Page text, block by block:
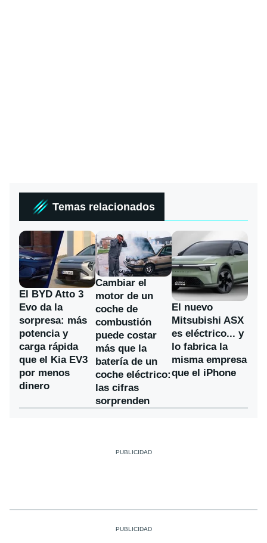
Temas relacionados
El BYD Atto 3
Evo da la
sorpresa: más
potencia y
carga rápida
que el Kia EV3
por menos
dinero
Cambiar el
motor de un
coche de
combustión
puede costar
más que la
batería de un
coche eléctrico:
las cifras
sorprenden
El nuevo
Mitsubishi ASX
es eléctrico... y
lo fabrica la
misma empresa
que el iPhone